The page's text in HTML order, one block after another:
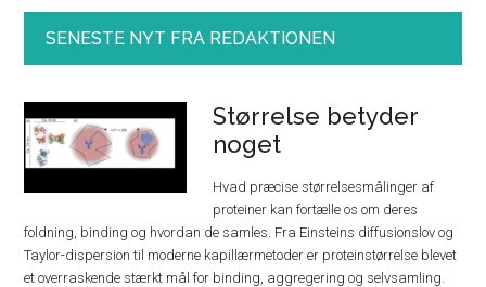
SENESTE NYT FRA REDAKTIONEN
Størrelse betyder
noget
Hvad præcise størrelsesmålinger af
proteiner kan fortælle os om deres
foldning, binding og hvordan de samles. Fra Einsteins diffusionslov og
Taylor-dispersion til moderne kapillærmetoder er proteinstørrelse blevet
et overraskende stærkt mål for binding, aggregering og selvsamling.